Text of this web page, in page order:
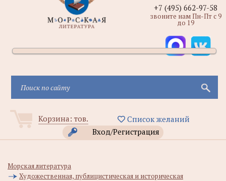
Корзина: тов.
Список желаний
Вход/Регистрация
+7 (495) 662-97-58
звоните нам Пн-Пт с 9
до 19
Морская литература
Художественная, публицистическая и историческая